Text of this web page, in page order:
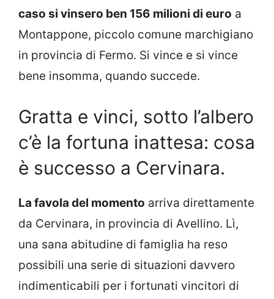
caso si vinsero ben 156 milioni di euro a
Montappone, piccolo comune marchigiano
in provincia di Fermo. Si vince e si vince
bene insomma, quando succede.
Gratta e vinci, sotto l’albero
c’è la fortuna inattesa: cosa
è successo a Cervinara.
La favola del momento arriva direttamente
da Cervinara, in provincia di Avellino. Lì,
una sana abitudine di famiglia ha reso
possibili una serie di situazioni davvero
indimenticabili per i fortunati vincitori di